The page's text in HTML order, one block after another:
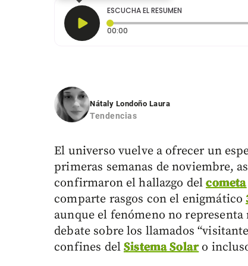
ESCUCHA EL RESUMEN
00:00
Nátaly Londoño Laura
Tendencias
El universo vuelve a ofrecer un
primeras semanas de noviembre,
confirmaron el hallazgo delcometa
comparte rasgos con el enigmático
aunque el fenómeno no
debate sobre los llamados
confines delSistema Solaro